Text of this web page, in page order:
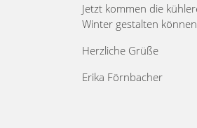
Jetzt kommen die
Winter gestalten
Herzliche Grüße
Erika Förnbacher